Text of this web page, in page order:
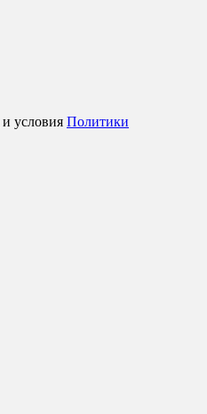
и условия Политики